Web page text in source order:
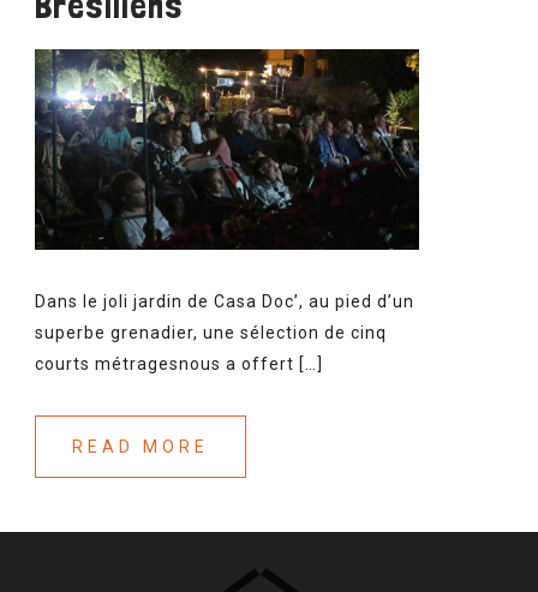
Dans le joli jardin de Casa Doc’, au pied d’un
superbe grenadier, une sélection de cinq
courts métragesnous a offert […]
READ MORE